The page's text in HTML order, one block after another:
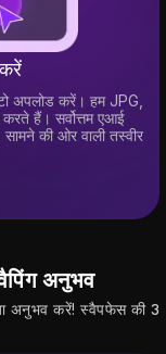
अपलोड करें। हम JPG,
हैं। सर्वोत्तम एआई
की ओर वाली तस्वीर
अनुभव
अनुभव करें! स्वैपफेस की 3